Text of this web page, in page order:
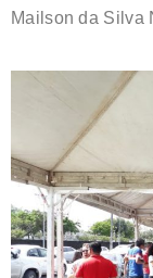
Mailson da Silva